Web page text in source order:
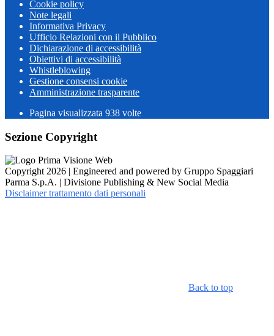
Cookie policy
Note legali
Informativa Privacy
Ufficio Relazioni con il Pubblico
Dichiarazione di accessibilità
Obiettivi di accessibilità
Whistleblowing
Gestione consensi cookie
Amministrazione trasparente
Pagina visualizzata 938 volte
Sezione Copyright
Copyright 2026 | Engineered and powered by Gruppo Spaggiari
Parma S.p.A. | Divisione Publishing & New Social Media
Disclaimer trattamento dati personali
Back to top